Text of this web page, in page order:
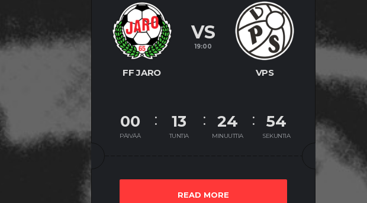
FF JARO VPS
VS
19:00
00
PÄIVÄÄ
13
TUNTIA
24
MINUUTTIA
53
SEKUNTIA
READ MORE